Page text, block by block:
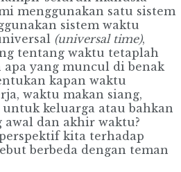
menggunakan satu sistem
sistem waktu
(universal time),
tentang waktu tetaplah
apa yang muncul di benak
kapan waktu
waktu makan siang,
keluarga atau bahkan
dan akhir waktu?
kita terhadap
berbeda dengan teman